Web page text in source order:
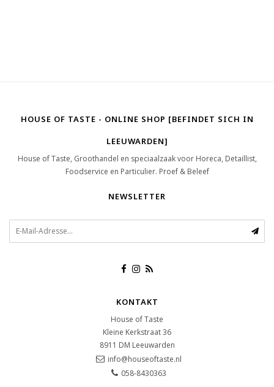
HOUSE OF TASTE - ONLINE SHOP [BEFINDET SICH IN
LEEUWARDEN]
House of Taste, Groothandel en speciaalzaak voor Horeca, Detaillist,
Foodservice en Particulier. Proef & Beleef
NEWSLETTER
KONTAKT
House of Taste
Kleine Kerkstraat 36
8911 DM Leeuwarden
info@houseoftaste.nl
058-8430363